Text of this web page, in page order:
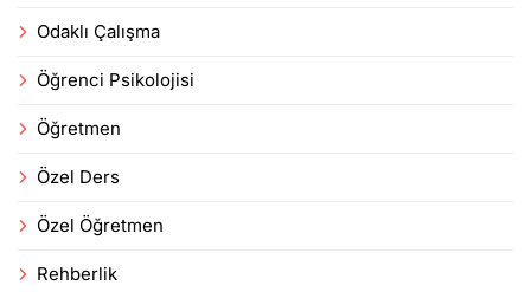
Odaklı Çalışma
Öğrenci Psikolojisi
Öğretmen
Özel Ders
Özel Öğretmen
Rehberlik